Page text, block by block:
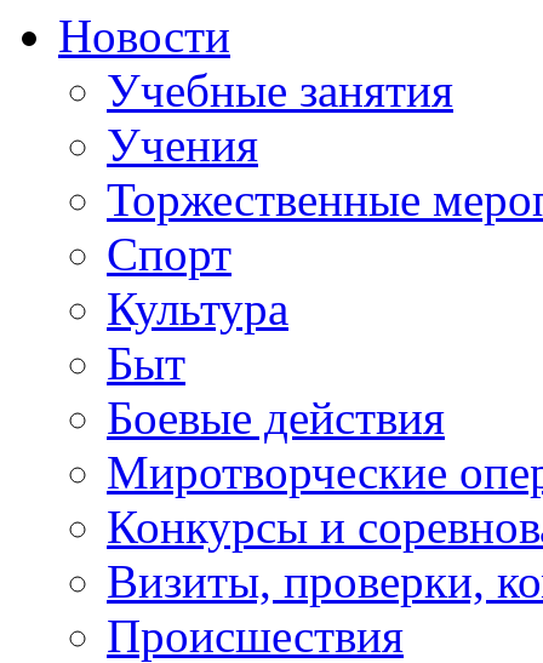
Новости
Учебные занятия
Учения
Торжественные
Спорт
Культура
Быт
Боевые действия
Миротворческие
Конкурсы и
Визиты, проверки,
Происшествия